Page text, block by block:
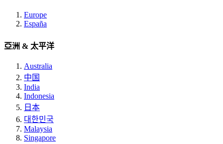
Europe
España
亞洲 & 太平洋
Australia
中国
India
Indonesia
日本
대한민국
Malaysia
Singapore